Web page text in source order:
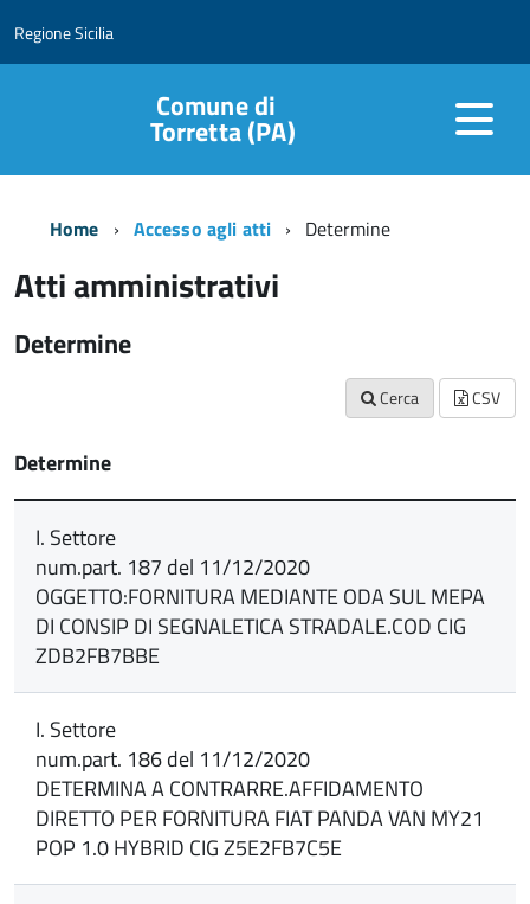
Regione Sicilia
Comune di
Torretta (PA)
Home Accesso agli atti Determine
Atti amministrativi
Determine
Cerca CSV
Determine
I. Settore
num.part. 187 del 11/12/2020
OGGETTO:FORNITURA MEDIANTE ODA SUL MEPA
DI CONSIP DI SEGNALETICA STRADALE.COD CIG
ZDB2FB7BBE
I. Settore
num.part. 186 del 11/12/2020
DETERMINA A CONTRARRE.AFFIDAMENTO
DIRETTO PER FORNITURA FIAT PANDA VAN MY21
POP 1.0 HYBRID CIG Z5E2FB7C5E